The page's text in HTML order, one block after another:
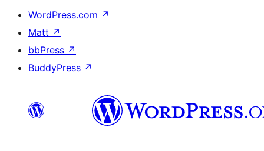
WordPress.com ↗
Matt ↗
bbPress ↗
BuddyPress ↗